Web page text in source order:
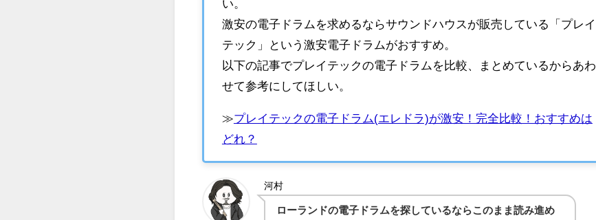
い。
激安の電子ドラムを求めるならサウンドハウスが販売している「プレイ
テック」という激安電子ドラムがおすすめ。
以下の記事でプレイテックの電子ドラムを比較、まとめているからあわ
せて参考にしてほしい。
≫プレイテックの電子ドラム(エレドラ)が激安！完全比較！おすすめは
どれ？
河村
ローランドの電子ドラムを探しているならこのまま読み進め